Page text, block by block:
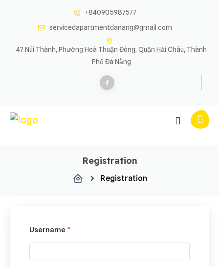
+840905987577
servicedapartmentdanang@gmail.com
47 Núi Thành, Phường Hoà Thuận Đông, Quận Hải Châu, Thành
Phố Đà Nẵng
Registration
Registration
Username *